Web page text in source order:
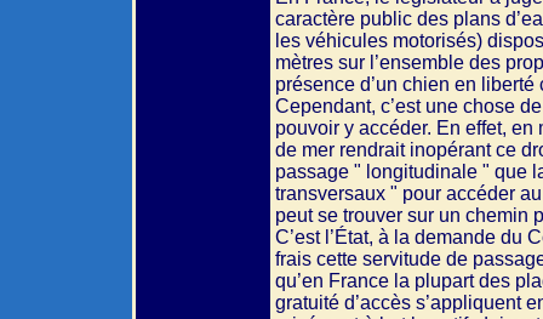
caractère public des plans
les véhicules motorisés)
mètres sur l’ensemble des
présence d’un chien en
Cependant, c’est une chose
pouvoir y accéder. En effet,
de mer rendrait inopérant ce
passage " longitudinale " que
transversaux " pour accéder
peut se trouver sur un chemin
C’est l’État, à la demande du
frais cette servitude de
qu’en France la plupart des
gratuité d’accès s’appliquent